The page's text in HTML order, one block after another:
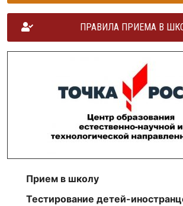
ПРАВИЛА ПРИЕМА В
Прием в школу
Тестирование детей-